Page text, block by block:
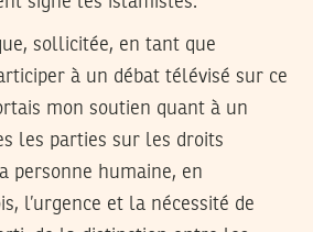
sollicitée, en tant que
à un débat télévisé sur ce
mon soutien quant à un
les parties sur les droits
personne humaine, en
l’urgence et la nécessité de